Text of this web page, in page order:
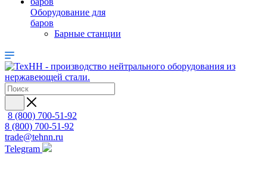
Оборудование для
баров
Барные станции
8 (800) 700-51-92
8 (800) 700-51-92
trade@tehnn.ru
Telegram